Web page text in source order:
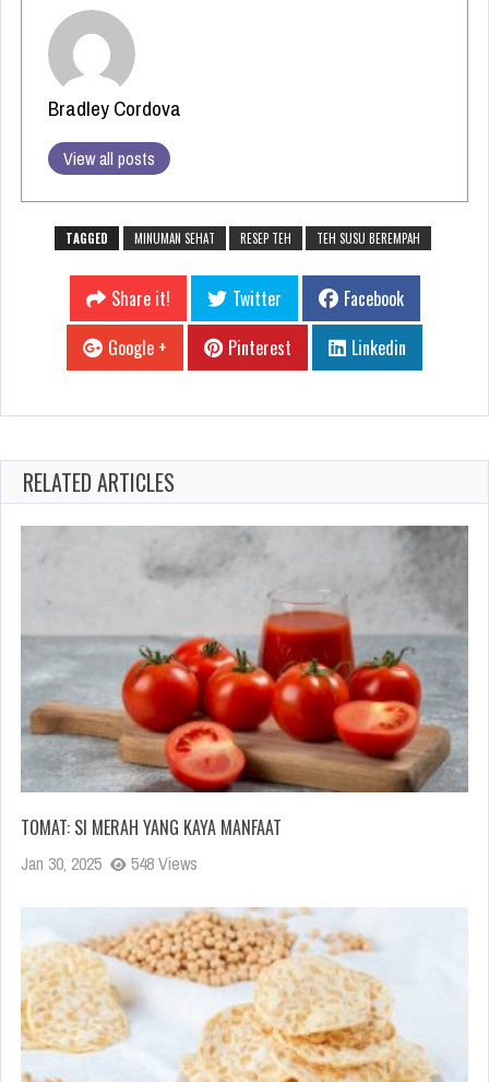
Bradley Cordova
View all posts
TAGGED MINUMAN SEHAT RESEP TEH TEH SUSU BEREMPAH
Share it! Twitter
Facebook
Google +
Pinterest Linkedin
RELATED ARTICLES
TOMAT: SI MERAH YANG KAYA MANFAAT
Jan 30, 2025 548 Views